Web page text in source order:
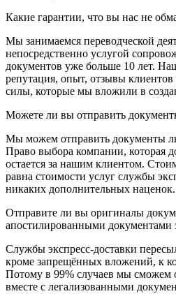
Какие гарантии, что вы нас не
Мы занимаемся переводческой
непосредственно услугой
документов уже больше 10 лет.
репутация, опыт, отзывы клиентов
силы, которые мы вложили в
Можете ли вы отправить
Мы можем отправить документы
Право выбора компании, которая
остается за нашим клиентом.
равна стоимости услуг службы
никаких дополнительных наценок.
Отправите ли вы оригиналы
апостилированными документами
Службы экспресс-доставки
кроме запрещённых вложений, к
Потому в 99% случаев мы сможем
вместе с легализованными